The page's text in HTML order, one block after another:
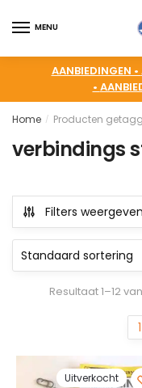
MENU
AANBIEDINGEN •
•
Home / Producten
verbindings
Filters weergeven
Resultaat 1–12
1
Uitverkocht